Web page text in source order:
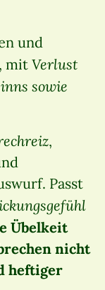
und
, mit Verlust
sowie
,
Passt
Übelkeit
nicht
heftiger